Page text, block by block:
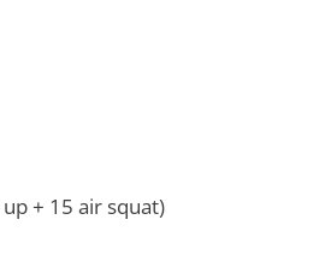
+ 15 air squat)